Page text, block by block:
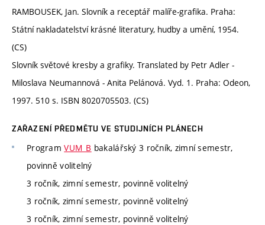
RAMBOUSEK, Jan. Slovník a receptář malíře-grafika. Praha:
Státní nakladatelství krásné literatury, hudby a umění, 1954.
(CS)
Slovník světové kresby a grafiky. Translated by Petr Adler -
Miloslava Neumannová - Anita Pelánová. Vyd. 1. Praha: Odeon,
1997. 510 s. ISBN 8020705503. (CS)
ZAŘAZENÍ PŘEDMĚTU VE STUDIJNÍCH PLÁNECH
ProgramVUM_B bakalářský 3 ročník, zimní semestr,
povinně volitelný
3 ročník, zimní semestr, povinně volitelný
3 ročník, zimní semestr, povinně volitelný
3 ročník, zimní semestr, povinně volitelný